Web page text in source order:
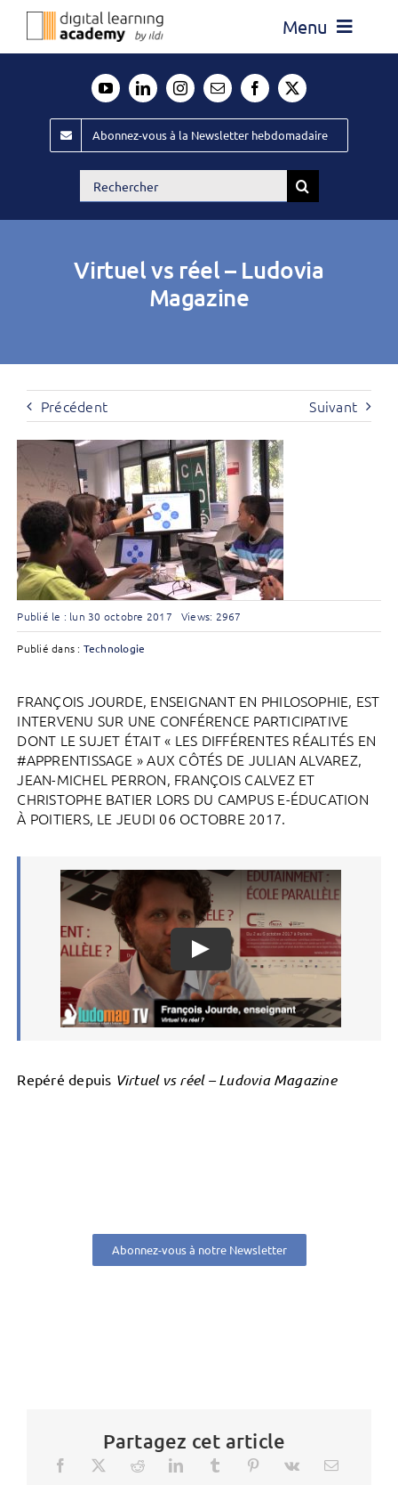
Passer
Menu
Évènements ILDI
Offres d’emploi
Abonnez-vous à la Newsletter hebdomadaire
Rechercher:
Virtuel vs réel – Ludovia
Magazine
Précédent Suivant
Publié le : lun 30 octobre 2017 Views: 2967
Publié dans : Technologie
FRANÇOIS JOURDE, ENSEIGNANT EN PHILOSOPHIE, EST
INTERVENU SUR UNE CONFÉRENCE PARTICIPATIVE
DONT LE SUJET ÉTAIT « LES DIFFÉRENTES RÉALITÉS EN
#APPRENTISSAGE » AUX CÔTÉS DE JULIAN ALVAREZ,
JEAN-MICHEL PERRON, FRANÇOIS CALVEZ ET
CHRISTOPHE BATIER LORS DU CAMPUS E-ÉDUCATION
À POITIERS, LE JEUDI 06 OCTOBRE 2017.
Repéré depuis Virtuel vs réel – Ludovia Magazine
Abonnez-vous à notre Newsletter
Partagez cet article